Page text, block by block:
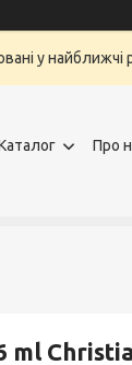
у найближчі
Про
ml